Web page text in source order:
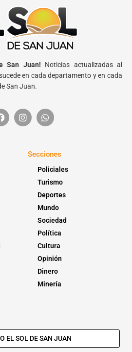
San Juan! Noticias actualizadas al
en cada departamento y en cada
San Juan.
Secciones
Policiales
Turismo
Deportes
Mundo
Sociedad
Política
Cultura
Opinión
Dinero
Minería
EL SOL DE SAN JUAN